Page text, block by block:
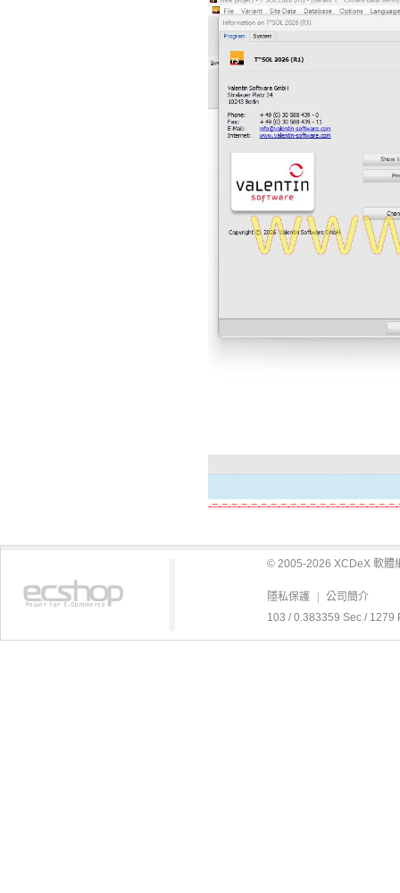
-=-=-=-=-=-=-=-=-=-=-=-=-=-=-=-=-=-=-
© 2005-2026 XCDeX 軟體
隱私保護
公司簡介
103 / 0.383359 Sec / 1279